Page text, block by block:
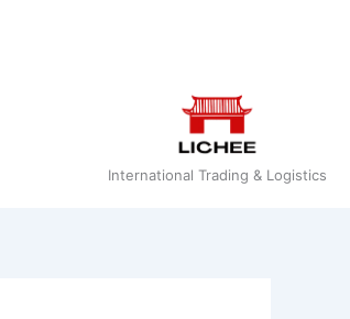
International Trading & Logistics